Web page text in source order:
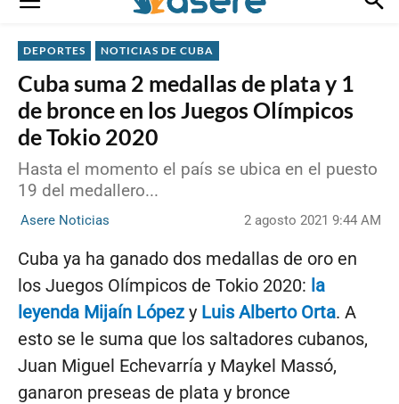
DEPORTES NOTICIAS DE CUBA
Cuba suma 2 medallas de plata y 1
de bronce en los Juegos Olímpicos
de Tokio 2020
Hasta el momento el país se ubica en el puesto
19 del medallero...
Asere Noticias 2 agosto 2021 9:44 AM
Cuba ya ha ganado dos medallas de oro en
los Juegos Olímpicos de Tokio 2020: la
leyenda Mijaín López y Luis Alberto Orta. A
esto se le suma que los saltadores cubanos,
Juan Miguel Echevarría y Maykel Massó,
ganaron preseas de plata y bronce